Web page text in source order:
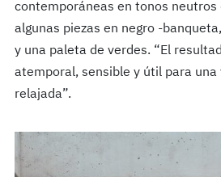
contemporáneas en tonos neutros
algunas piezas en negro -
y una paleta de verdes. “El
atemporal, sensible y útil para una
relajada”.